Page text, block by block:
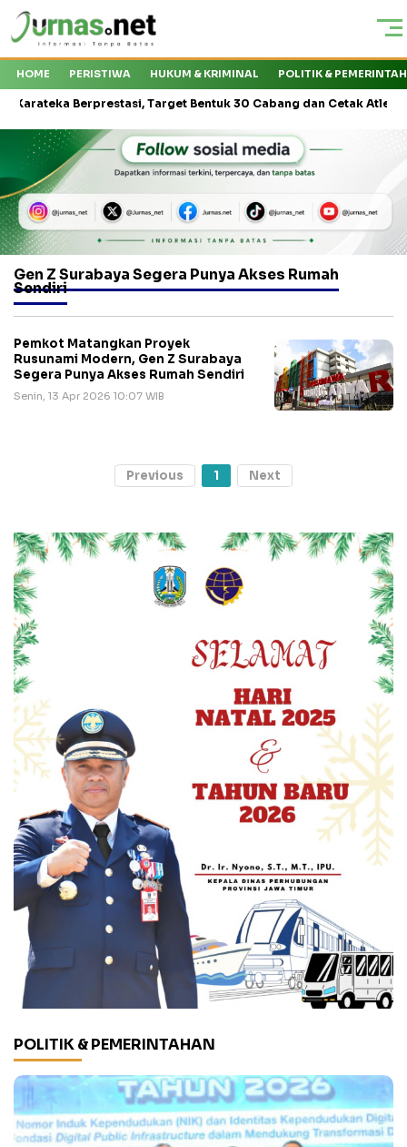
HOME PERISTIWA HUKUM & KRIMINAL POLITIK &
Berprestasi, Target Bentuk 30 Cabang dan Cetak Atlet Nasional
Gen Z Surabaya Segera Punya Akses Rumah
Sendiri
Pemkot Matangkan Proyek
Rusunami Modern, Gen Z Surabaya
Segera Punya Akses Rumah Sendiri
Senin, 13 Apr 2026 10:07 WIB
Previous 1 Next
POLITIK & PEMERINTAHAN